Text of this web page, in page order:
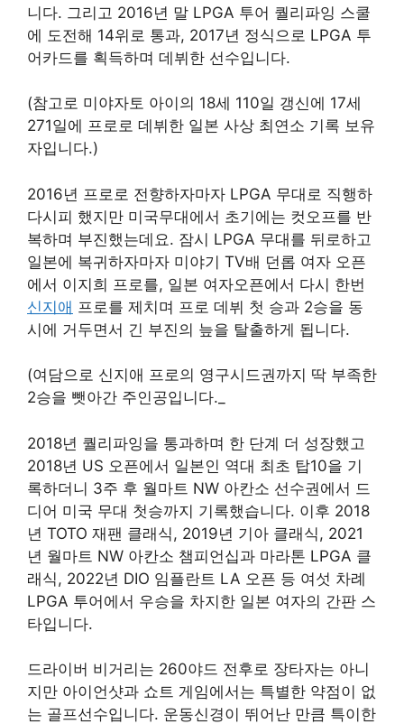
니다. 그리고 2016년 말 LPGA 투어 퀄리파잉 스쿨
에 도전해 14위로 통과, 2017년 정식으로 LPGA 투
어카드를 획득하며 데뷔한 선수입니다.
​(참고로 미야자토 아이의 18세 110일 갱신에 17세
271일에 프로로 데뷔한 일본 사상 최연소 기록 보유
자입니다.)
2016년 프로로 전향하자마자 LPGA 무대로 직행하
다시피 했지만 미국무대에서 초기에는 컷오프를 반
복하며 부진했는데요. 잠시 LPGA 무대를 뒤로하고
일본에 복귀하자마자 미야기 TV배 던롭 여자 오픈
에서 이지희 프로를, 일본 여자오픈에서 다시 한번
신지애 프로를 제치며 프로 데뷔 첫 승과 2승을 동
시에 거두면서 긴 부진의 늪을 탈출하게 됩니다.
(여담으로 신지애 프로의 영구시드권까지 딱 부족한
2승을 뺏아간 주인공입니다._
2018년 퀄리파잉을 통과하며 한 단계 더 성장했고
2018년 US 오픈에서 일본인 역대 최초 탑10을 기
록하더니 3주 후 월마트 NW 아칸소 선수권에서 드
디어 미국 무대 첫승까지 기록했습니다. 이후 2018
년 TOTO 재팬 클래식, 2019년 기아 클래식, 2021
년 월마트 NW 아칸소 챔피언십과 마라톤 LPGA 클
래식, 2022년 DIO 임플란트 LA 오픈 등 여섯 차례
LPGA 투어에서 우승을 차지한 일본 여자의 간판 스
타입니다.
​드라이버 비거리는 260야드 전후로 장타자는 아니
지만 아이언샷과 쇼트 게임에서는 특별한 약점이 없
는 골프선수입니다. 운동신경이 뛰어난 만큼 특이한